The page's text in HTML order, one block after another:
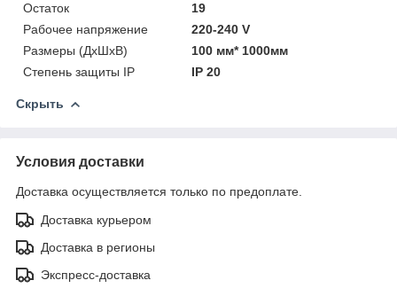
Остаток
19
Рабочее напряжение
220-240 V
Размеры (ДхШхВ)
100 мм* 1000мм
Степень защиты IP
IP 20
Скрыть
Условия доставки
Доставка осуществляется только по предоплате.
Доставка курьером
Доставка в регионы
Экспресс-доставка